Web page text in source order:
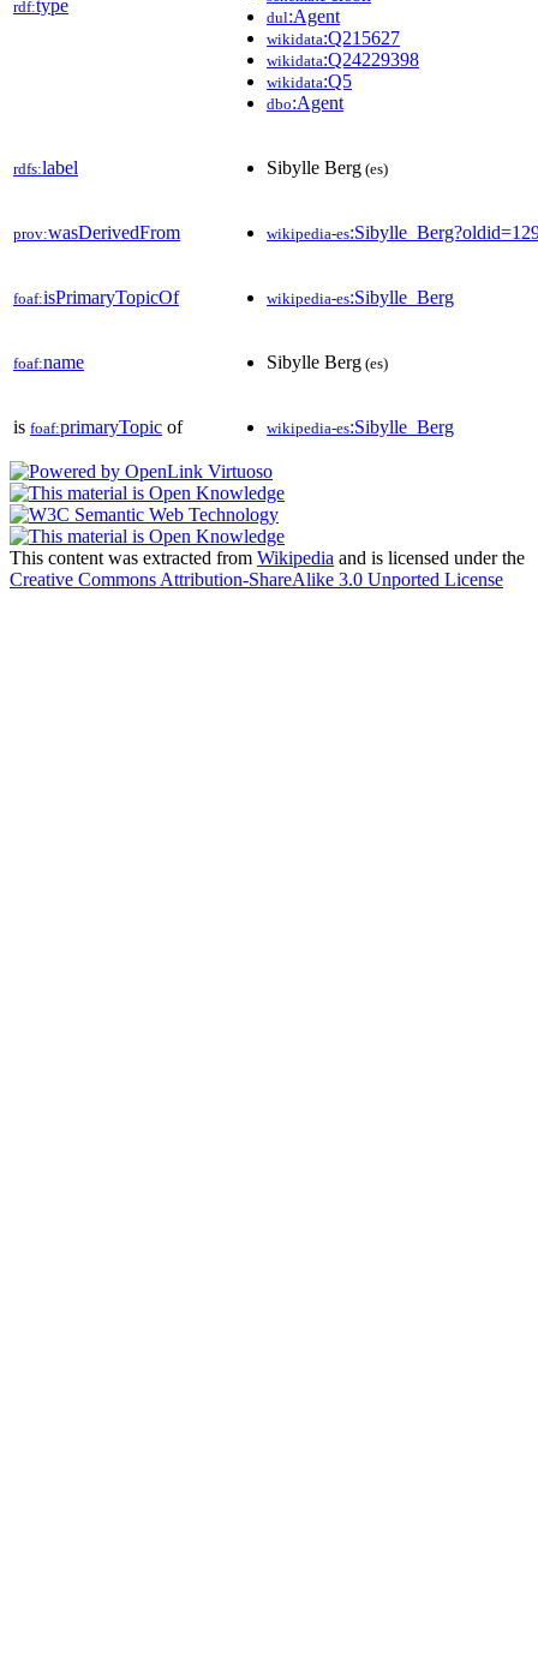
rdf:type
dul:Agent
wikidata:Q215627
wikidata:Q24229398
wikidata:Q5
dbo:Agent
rdfs:label Sibylle Berg (es)
prov:wasDerivedFrom wikipedia-es
foaf:isPrimaryTopicOf wikipedia-es:Sibylle_Berg
foaf:name Sibylle Berg (es)
is foaf:primaryTopic of wikipedia-es:Sibylle_Berg
This content was extracted from Wikipedia and is licensed under the
Creative Commons Attribution-ShareAlike 3.0 Unported License